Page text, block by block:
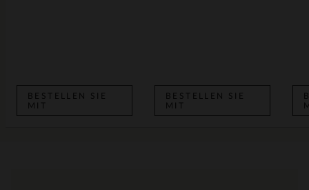
BESTELLEN SIE
MIT
BESTELLEN SIE
MIT